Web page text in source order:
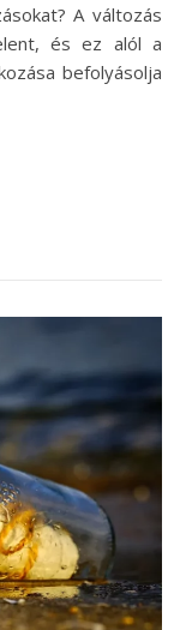
A változás
és ez alól a
befolyásolja